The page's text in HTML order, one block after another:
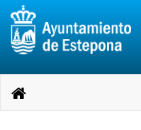
Destino:
Volver